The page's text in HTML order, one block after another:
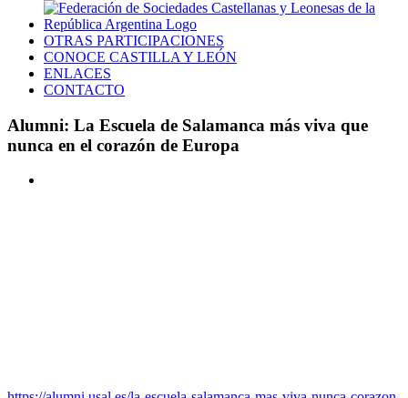
OTRAS PARTICIPACIONES
CONOCE CASTILLA Y LEÓN
ENLACES
CONTACTO
Alumni: La Escuela de Salamanca más viva que
nunca en el corazón de Europa